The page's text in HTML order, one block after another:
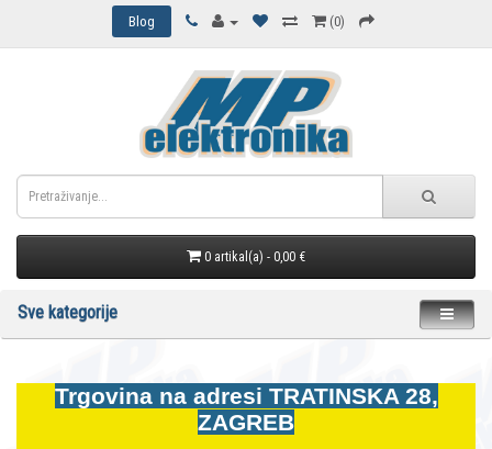
Blog (0)
0 artikal(a) - 0,00 €
Sve kategorije
Trgovina na adresi TRATINSKA 28,
ZAGREB